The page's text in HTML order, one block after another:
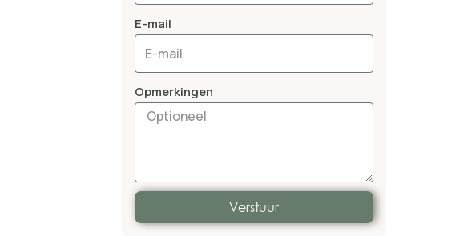
E-mail
Opmerkingen
Verstuur